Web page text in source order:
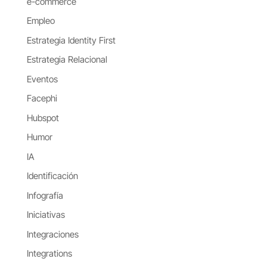
Empleo
Estrategia Identity First
Estrategia Relacional
Eventos
Facephi
Hubspot
Humor
IA
Identificación
Infografía
Iniciativas
Integraciones
Integrations